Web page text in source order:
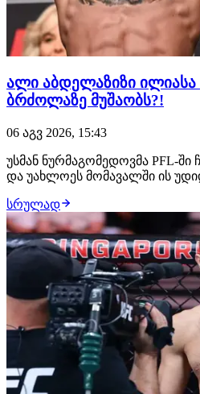
ალი აბდელაზიზი ილიასა
ბრძოლაზე მუშაობს?!
06 აგვ 2026, 15:43
უსმან ნურმაგომედოვმა PFL-
და უახლოეს მომავალში ის
ჩემპიონის მენეჯერი, ალი
რომ მისმა კლიენტმა
სადებიუტო ჩხუბი ილია
სრულად